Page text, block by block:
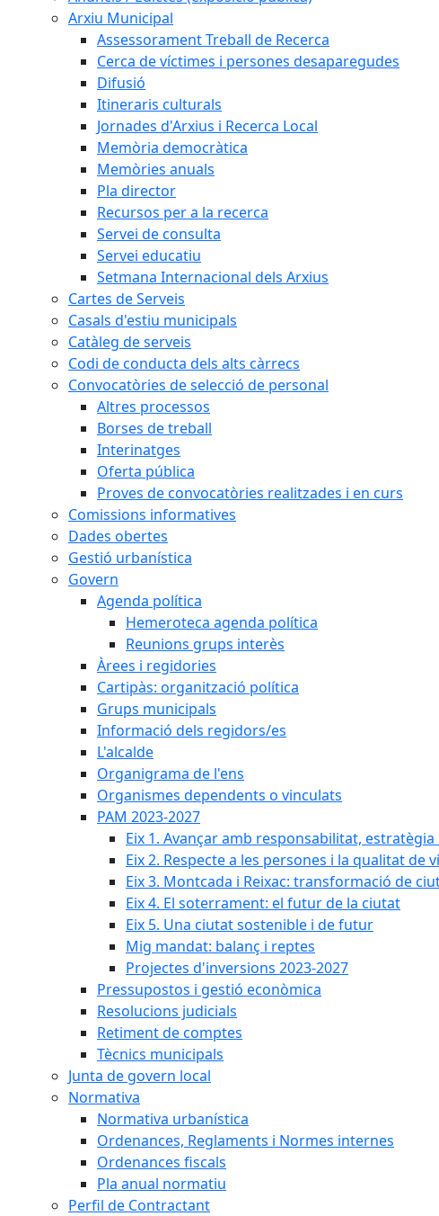
Arxiu Municipal
Assessorament Treball de Recerca
Cerca de víctimes i persones desaparegudes
Difusió
Itineraris culturals
Jornades d'Arxius i Recerca Local
Memòria democràtica
Memòries anuals
Pla director
Recursos per a la recerca
Servei de consulta
Servei educatiu
Setmana Internacional dels Arxius
Cartes de Serveis
Casals d'estiu municipals
Catàleg de serveis
Codi de conducta dels alts càrrecs
Convocatòries de selecció de personal
Altres processos
Borses de treball
Interinatges
Oferta pública
Proves de convocatòries realitzades i en curs
Comissions informatives
Dades obertes
Gestió urbanística
Govern
Agenda política
Hemeroteca agenda política
Reunions grups interès
Àrees i regidories
Cartipàs: organització política
Grups municipals
Informació dels regidors/es
L'alcalde
Organigrama de l'ens
Organismes dependents o vinculats
PAM 2023-2027
Eix 1. Avançar amb responsabilitat,
Eix 2. Respecte a les persones i la qualitat de
Eix 3. Montcada i Reixac: transformació de
Eix 4. El soterrament: el futur de la ciutat
Eix 5. Una ciutat sostenible i de futur
Mig mandat: balanç i reptes
Projectes d'inversions 2023-2027
Pressupostos i gestió econòmica
Resolucions judicials
Retiment de comptes
Tècnics municipals
Junta de govern local
Normativa
Normativa urbanística
Ordenances, Reglaments i Normes internes
Ordenances fiscals
Pla anual normatiu
Perfil de Contractant